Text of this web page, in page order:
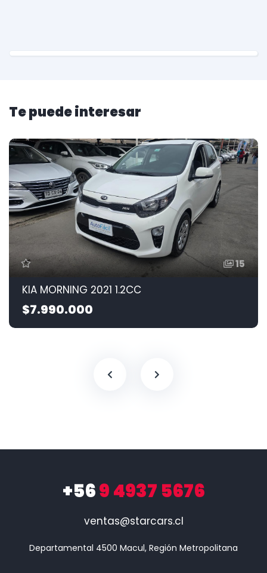
Te puede interesar
15
KIA MORNING 2021 1.2CC
$7.990.000
+569 4937 5676
ventas@starcars.cl